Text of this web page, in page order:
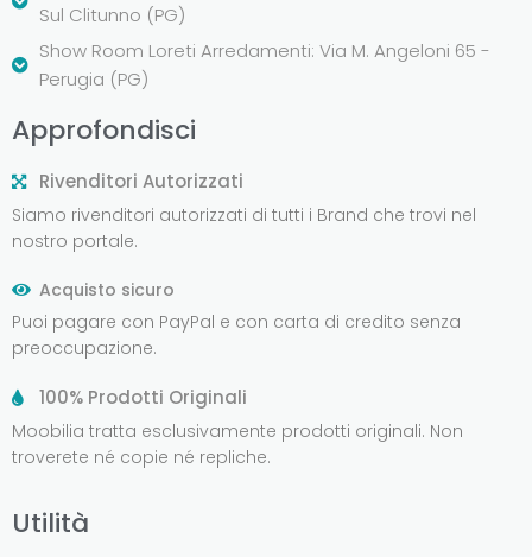
Sul Clitunno (PG)
Show Room Loreti Arredamenti: Via M. Angeloni 65 -
Perugia (PG)
Approfondisci
Rivenditori Autorizzati
Siamo rivenditori autorizzati di tutti i Brand che trovi nel
nostro portale.
Acquisto sicuro
Puoi pagare con PayPal e con carta di credito senza
preoccupazione.
100% Prodotti Originali
Moobilia tratta esclusivamente prodotti originali. Non
troverete né copie né repliche.
Utilità